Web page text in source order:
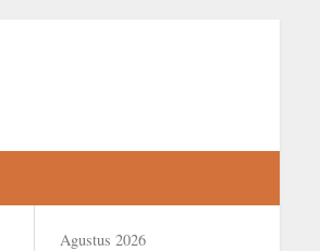
Agustus 2026